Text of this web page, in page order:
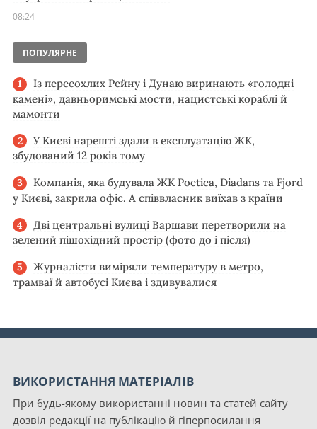
08:24
ПОПУЛЯРНЕ
Із пересохлих Рейну і Дунаю виринають «голодні
камені», давньоримські мости, нацистські кораблі й
мамонти
У Києві нарешті здали в експлуатацію ЖК,
збудований 12 років тому
Компанія, яка будувала ЖК Poetica, Diadans та Fjord
у Києві, закрила офіс. А співвласник виїхав з країни
Дві центральні вулиці Варшави перетворили на
зелений пішохідний простір (фото до і після)
Журналісти виміряли температуру в метро,
трамваї й автобусі Києва і здивувалися
ВИКОРИСТАННЯ МАТЕРІАЛІВ
При будь-якому використанні новин та статей сайту
дозвіл редакції на публікацію й гіперпосилання